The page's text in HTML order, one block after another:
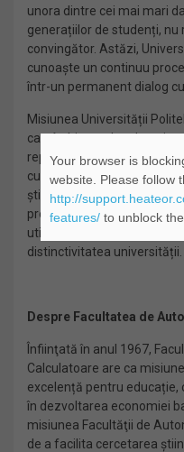
unora dintre cei mai mari
generațiilor de studenți,
convingător. Astăzi,
cunoaște un continuu
într-un permanent dialog
Misiunea Universității
ca o îmbinare de educație,
reprezintă cheia către o
cunoașterii. Crearea
științifică, răspândirea ei
profesională, diseminarea
utilizarea inovației
distinctivitatea universității.
Despre Facultatea de
Înfiinţată în anul 1967,
Calculatoare are ca
excelență pentru educație,
în dezvoltarea economiei
misiunea Facultăţii de
de a facilita cercetarea
Your browser is
website. Please follow
http://
features/to unblock